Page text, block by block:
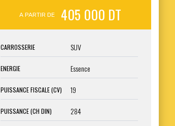
A PARTIR DE 405 000 DT
CARROSSERIE SUV
ENERGIE Essence
PUISSANCE FISCALE (CV) 19
PUISSANCE (CH DIN) 284